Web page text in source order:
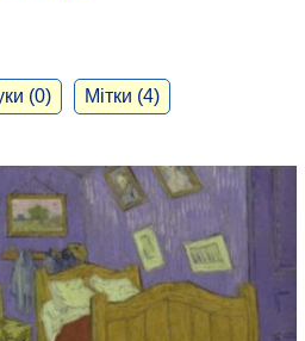
(0) Мітки (4)